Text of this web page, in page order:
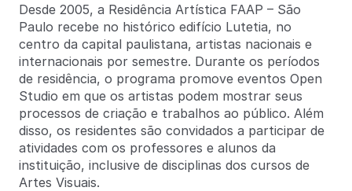
Desde 2005, a Residência Artística FAAP – São
Paulo recebe no histórico edifício Lutetia, no
centro da capital paulistana, artistas nacionais e
internacionais por semestre. Durante os períodos
de residência, o programa promove eventos Open
Studio em que os artistas podem mostrar seus
processos de criação e trabalhos ao público. Além
disso, os residentes são convidados a participar de
atividades com os professores e alunos da
instituição, inclusive de disciplinas dos cursos de
Artes Visuais.